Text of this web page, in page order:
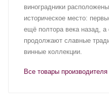
виноградники
историческое место:
ещё полтора века назад,
продолжают славные
винные коллекции.
Все товары